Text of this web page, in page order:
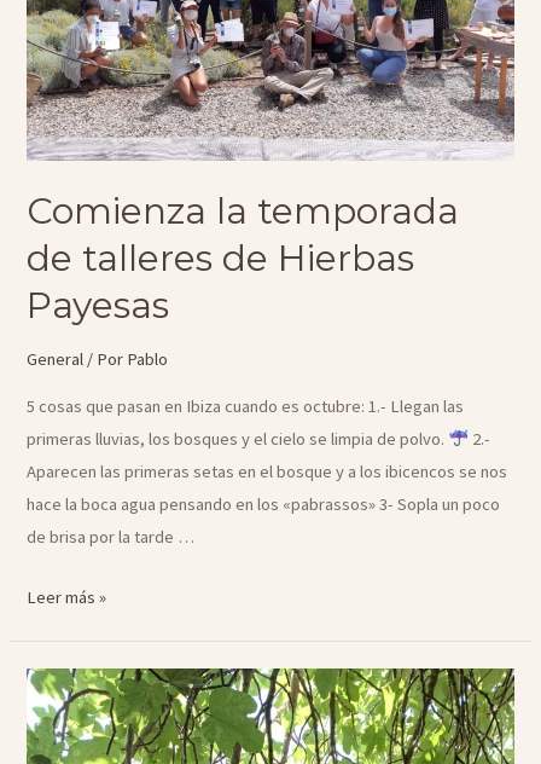
Comienza la temporada
de talleres de Hierbas
Payesas
General / Por Pablo
5 cosas que pasan en Ibiza cuando es octubre: 1.- Llegan las
primeras lluvias, los bosques y el cielo se limpia de polvo.
2.-
Aparecen las primeras setas en el bosque y a los ibicencos se nos
hace la boca agua pensando en los «pabrassos» 3- Sopla un poco
de brisa por la tarde …
Comienza
de
talleres
de
Leer más »